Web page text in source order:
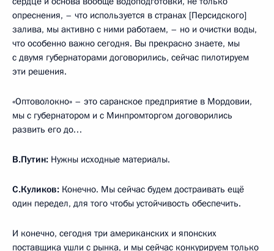
опреснения, – что используется в странах [Персидского]
залива, мы активно с ними работаем, – но и очистки воды,
что особенно важно сегодня. Вы прекрасно знаете, мы
с двумя губернаторами договорились, сейчас пилотируем
эти решения.
«Оптоволокно» – это саранское предприятие в Мордовии,
мы с губернатором и с Минпромторгом договорились
развить его до…
В.Путин: Нужны исходные материалы.
С.Куликов: Конечно. Мы сейчас будем достраивать ещё
один передел, для того чтобы устойчивость обеспечить.
И конечно, сегодня три американских и японских
поставщика ушли с рынка, и мы сейчас конкурируем только